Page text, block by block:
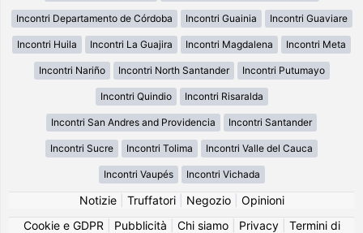
Incontri Departamento de Córdoba Incontri Guainia Incontri Guaviare
Incontri Huila Incontri La Guajira Incontri Magdalena Incontri Meta
Incontri Nariño Incontri North Santander Incontri Putumayo
Incontri Quindio Incontri Risaralda
Incontri San Andres and Providencia Incontri Santander
Incontri Sucre Incontri Tolima Incontri Valle del Cauca
Incontri Vaupés Incontri Vichada
Notizie| Truffatori| Negozio| Opinioni
Cookie e GDPR
Pubblicità Chi siamo| Privacy| Termini di